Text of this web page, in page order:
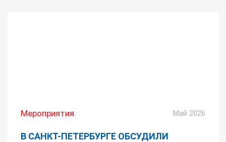
Мероприятия Май 2026
В САНКТ-ПЕТЕРБУРГЕ ОБСУДИЛИ